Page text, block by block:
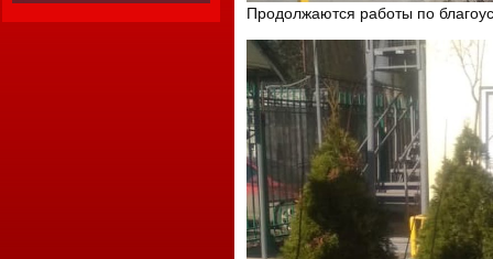
Продолжаются работы по